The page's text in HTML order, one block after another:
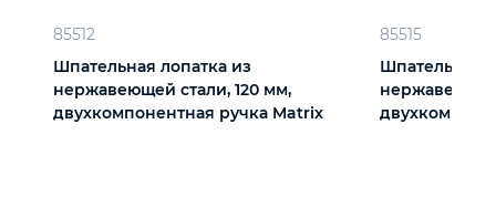
85512
Шпательная лопатка из
нержавеющей стали, 120 мм,
двухкомпонентная ручка Matrix
85515
Шпательная